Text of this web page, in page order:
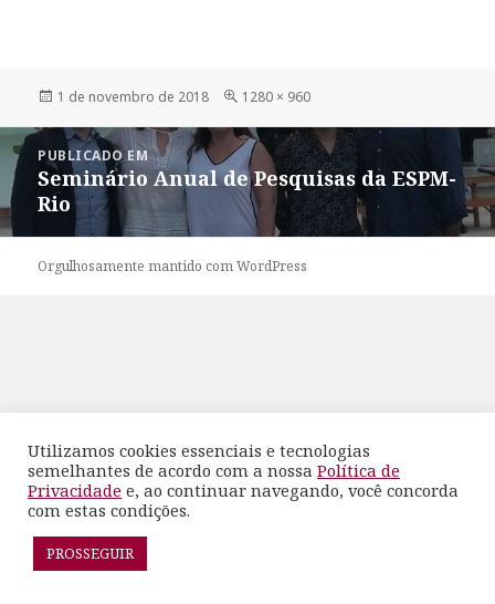
Publicado
1 de novembro de 2018
Tamanho
1280 × 960
Navegação
de
Post
PUBLICADO EM
Seminário Anual de Pesquisas da ESPM-
Rio
Orgulhosamente mantido com WordPress
Utilizamos cookies essenciais e tecnologias
semelhantes de acordo com a nossa Política de
Privacidade e, ao continuar navegando, você concorda
com estas condições.
PROSSEGUIR